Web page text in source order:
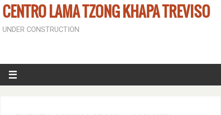
CENTRO LAMA TZONG KHAPA TREVISO
UNDER CONSTRUCTION